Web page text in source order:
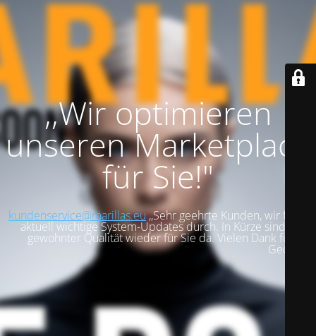
,,Wir optimieren
unseren Marketplace
für Sie!"
kundenservice@marillas.eu,,Sehr geehrte Kunden, wir führen
aktuell wichtige System-Updates durch. In Kürze sind wir in
gewohnter Qualität wieder für Sie da. Vielen Dank für Ihre
Geduld!".